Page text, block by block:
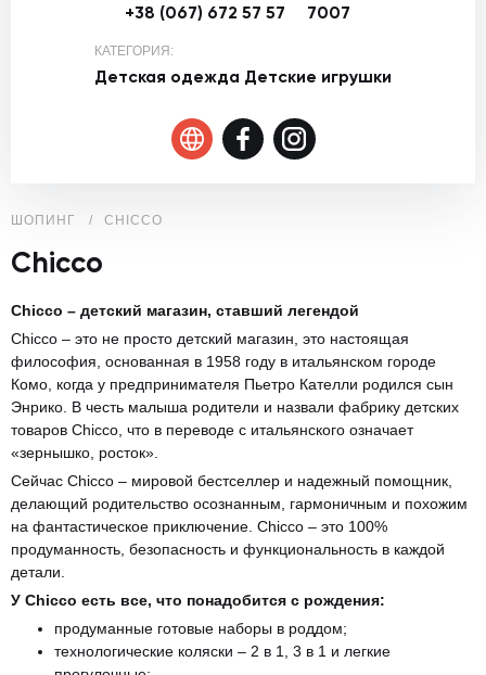
+38 (067) 672 57 57 7007
КАТЕГОРИЯ:
Детская одежда Детские игрушки
ШОПИНГ CHICCO
Chicco
Chicco – детский магазин, ставший легендой
Chicco – это не просто детский магазин, это настоящая
философия, основанная в 1958 году в итальянском городе
Комо, когда у предпринимателя Пьетро Кателли родился сын
Энрико. В честь малыша родители и назвали фабрику детских
товаров Chicco, что в переводе с итальянского означает
«зернышко, росток».
Сейчас Chicco – мировой бестселлер и надежный помощник,
делающий родительство осознанным, гармоничным и похожим
на фантастическое приключение. Chicco – это 100%
продуманность, безопасность и функциональность в каждой
детали.
У Chicco есть все, что понадобится с рождения:
продуманные готовые наборы в роддом;
технологические коляски – 2 в 1, 3 в 1 и легкие